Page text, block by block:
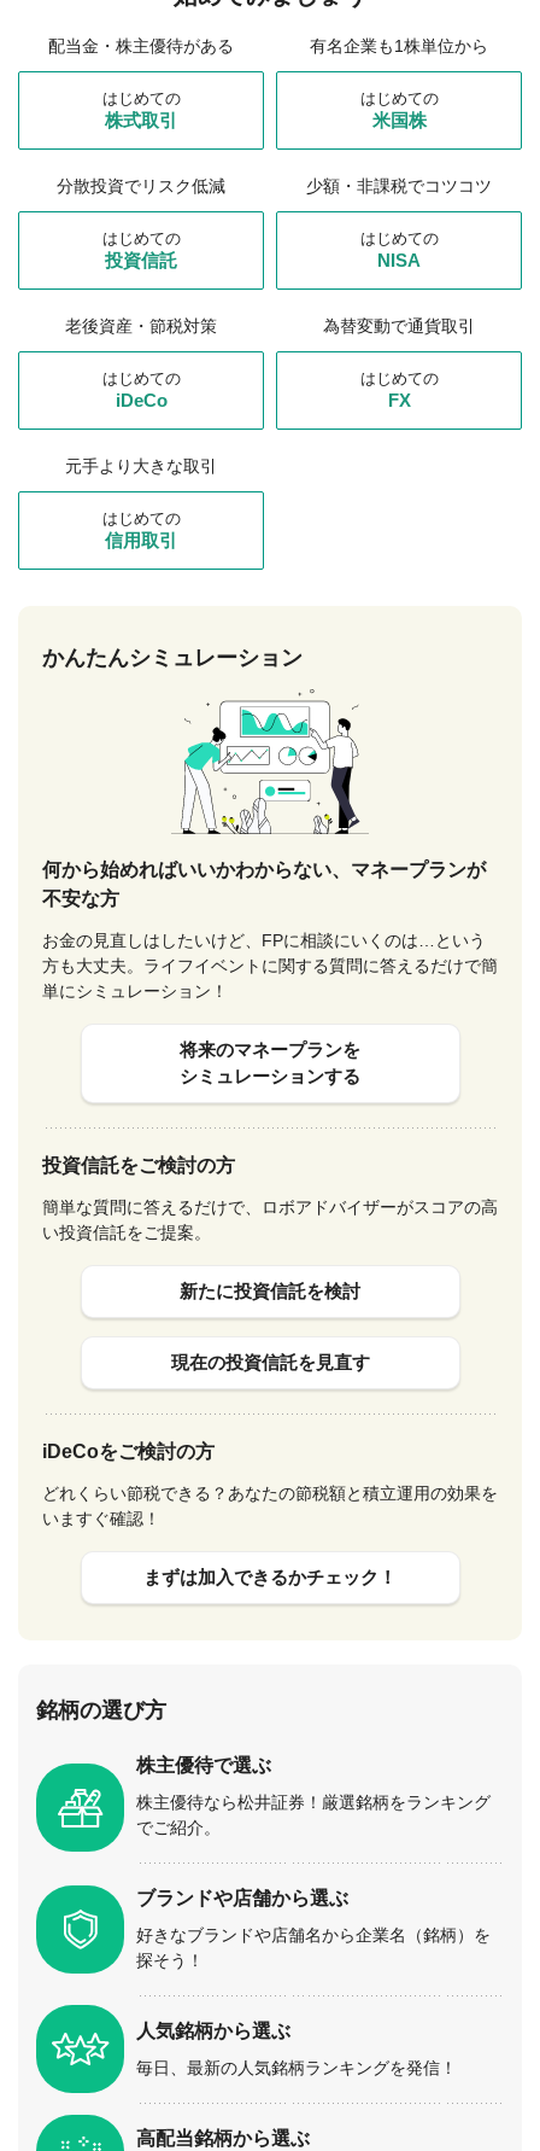
配当金・株主優待がある
はじめての
株式取引
有名企業も1株単位から
はじめての
米国株
分散投資でリスク低減
はじめての
投資信託
少額・非課税でコツコツ
はじめての
NISA
老後資産・節税対策
はじめての
iDeCo
為替変動で通貨取引
はじめての
FX
元手より大きな取引
はじめての
信用取引
かんたんシミュレーション
何から始めればいいかわからない、マネープランが
不安な方
お金の見直しはしたいけど、FPに相談にいくのは…という
方も大丈夫。ライフイベントに関する質問に答えるだけで簡
単にシミュレーション！
将来のマネープランを
シミュレーションする
投資信託をご検討の方
簡単な質問に答えるだけで、ロボアドバイザーがスコアの高
い投資信託をご提案。
新たに投資信託を検討
現在の投資信託を見直す
iDeCoをご検討の方
どれくらい節税できる？あなたの節税額と積立運用の効果を
いますぐ確認！
まずは加入できるかチェック！
銘柄の選び方
株主優待で選ぶ
株主優待なら松井証券！厳選銘柄をランキング
でご紹介。
ブランドや店舗から選ぶ
好きなブランドや店舗名から企業名（銘柄）を
探そう！
人気銘柄から選ぶ
毎日、最新の人気銘柄ランキングを発信！
高配当銘柄から選ぶ